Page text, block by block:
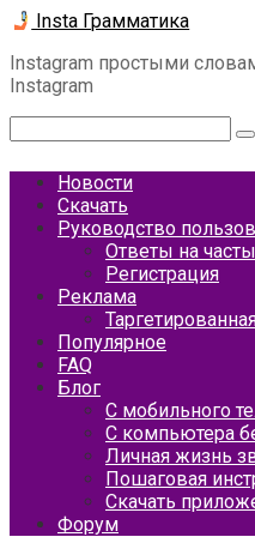
Перейти
контенту
Insta Грамматика
Instagram простыми
Instagram
Новости
Скачать
Руководство
Ответы на
Регистрация
Реклама
Популярное
FAQ
Блог
С мобильного
С компьютера
Личная жизнь
Пошаговая
Скачать
Форум